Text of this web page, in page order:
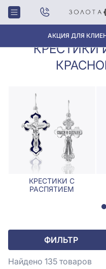
АКЦИЯ ДЛЯ
Главная
Крестики,
Ладанки
КРЕСТИКИ
КРЕСТИКИ С
РАСПЯТИЕМ
ФИЛЬТР
Найдено 135 товаров